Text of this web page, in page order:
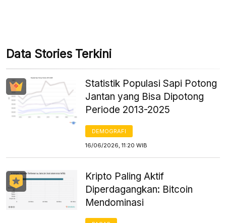
Data Stories Terkini
Statistik Populasi Sapi Potong
Jantan yang Bisa Dipotong
Periode 2013-2025
DEMOGRAFI
16/06/2026, 11:20 WIB
Kripto Paling Aktif
Diperdagangkan: Bitcoin
Mendominasi